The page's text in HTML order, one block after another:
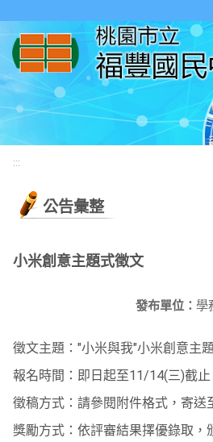
:::
公告彙整
小米創意主題式徵文
發布單位： 學
徵文主題："小米與我"小米創意主
報名時間：即日起至11/14(三)截止
徵稿方式：請參閱附件格式，寄送
獎勵方式：依評審結果擇優錄取，